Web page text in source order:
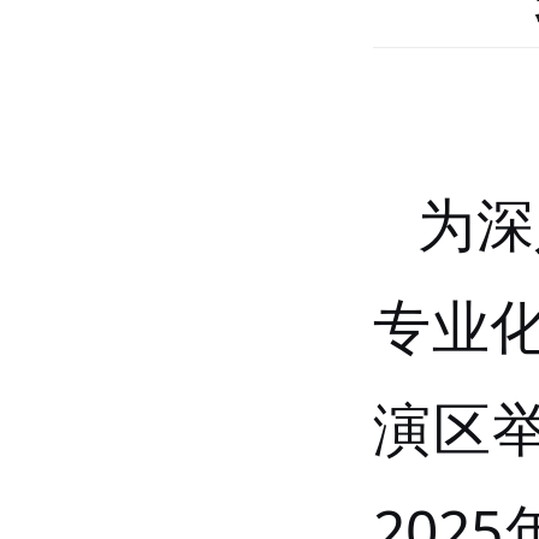
为
专业
演区